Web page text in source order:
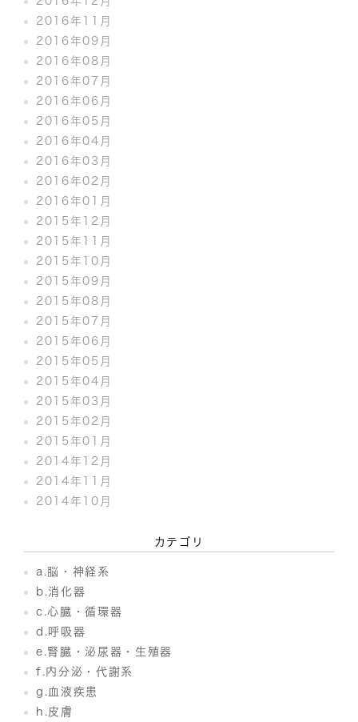
2016年11月
2016年09月
2016年08月
2016年07月
2016年06月
2016年05月
2016年04月
2016年03月
2016年02月
2016年01月
2015年12月
2015年11月
2015年10月
2015年09月
2015年08月
2015年07月
2015年06月
2015年05月
2015年04月
2015年03月
2015年02月
2015年01月
2014年12月
2014年11月
2014年10月
カテゴリ
a.脳・神経系
b.消化器
c.心臓・循環器
d.呼吸器
e.腎臓・泌尿器・生殖器
f.内分泌・代謝系
g.血液疾患
h.皮膚